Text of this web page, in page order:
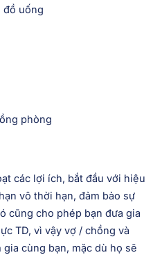
đồ uống
phòng
các lợi ích, bắt đầu với hiệu
vô thời hạn, đảm bảo sự
cũng cho phép bạn đưa gia
TD, vì vậy vợ / chồng và
cùng bạn, mặc dù họ sẽ